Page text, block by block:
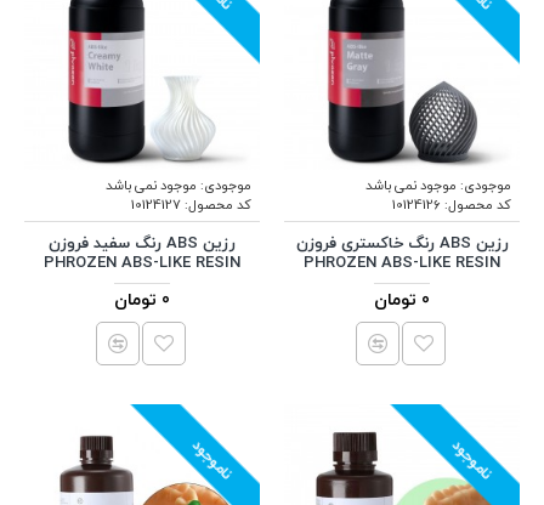
موجودی: موجود نمی باشد
کد محصول: 10124126
رزین ABS رنگ خاکستری فروزن
PHROZEN ABS-LIKE RESIN
0 تومان
موجودی: موجود نمی باشد
کد محصول:10124127
رزین ABS رنگ سفید فروزن
PHROZEN ABS-LIKE RESIN
0 تومان
ناموجود ناموجود